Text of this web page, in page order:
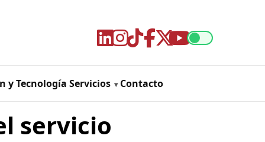
y Tecnología Servicios Contacto
servicio